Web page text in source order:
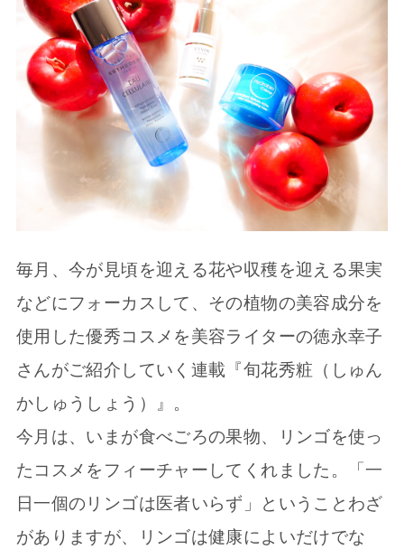
毎月、今が見頃を迎える花や収穫を迎える果実
などにフォーカスして、その植物の美容成分を
使用した優秀コスメを美容ライターの徳永幸子
さんがご紹介していく連載『旬花秀粧（しゅん
かしゅうしょう）』。
今月は、いまが食べごろの果物、リンゴを使っ
たコスメをフィーチャーしてくれました。「一
日一個のリンゴは医者いらず」ということわざ
がありますが、リンゴは健康によいだけでな